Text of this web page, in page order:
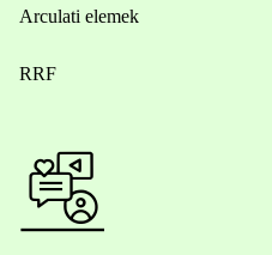
Arculati elemek
RRF